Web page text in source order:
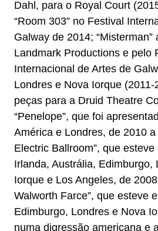
Dahl, para o Royal Court
“Room 303” no Festival
Galway de 2014;
Landmark Productions e pelo
Internacional de Artes de
Londres e Nova Iorque
peças para a Druid Theatre
“Penelope”, que foi
América e Londres, de 2010 a
Electric Ballroom”, que
Irlanda, Austrália, Edimburgo,
Iorque e Los Angeles, de
Walworth Farce”, que esteve
Edimburgo, Londres e Nova
numa digressão americana e